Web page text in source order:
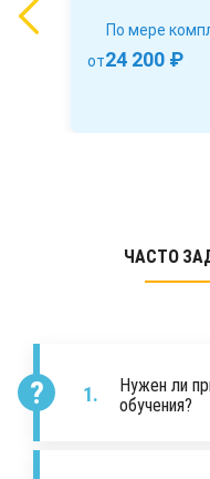
По мере
от24 200 ₽
ЧАСТО
Нужен ли
обучения?